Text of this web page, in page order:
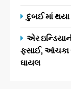
દુબઈ માં થયા
એર
ફસાઈ, આંચકા
ઘાયલ